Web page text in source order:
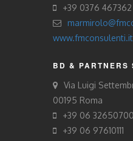
+39 0376 467362
www.fmconsulenti.it
BD & PARTNERS
Via Luigi
00195 Roma
+39 06 32650700
+39 06 97610111